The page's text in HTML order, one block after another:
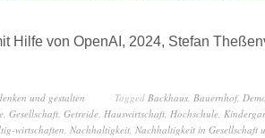
Hilfe von OpenAI, 2024, Stefan
und gestalten Tagged Backhaus, Bauernhof,
, Gesellschaft, Getreide, Hauswirtschaft, Hochschule,
wirtschaften, Nachhaltigkeit, Nachhaltigkeit in Gesellschaft